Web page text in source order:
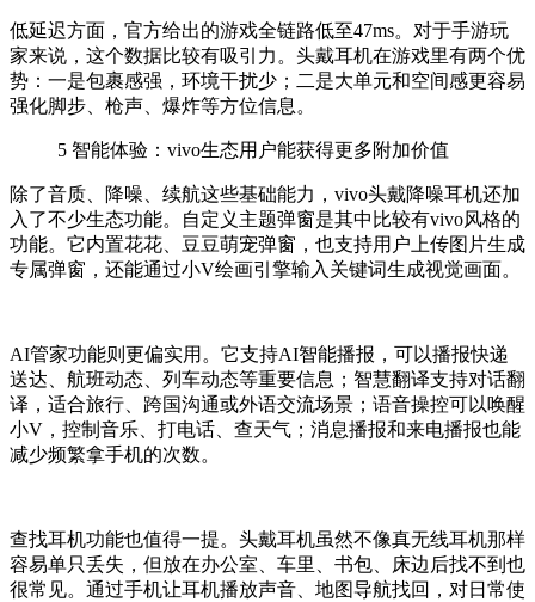
低延迟方面，官方给出的游戏全链路低至47ms。对于手游玩
家来说，这个数据比较有吸引力。头戴耳机在游戏里有两个优
势：一是包裹感强，环境干扰少；二是大单元和空间感更容易
强化脚步、枪声、爆炸等方位信息。
5 智能体验：vivo生态用户能获得更多附加价值
除了音质、降噪、续航这些基础能力，vivo头戴降噪耳机还加
入了不少生态功能。自定义主题弹窗是其中比较有vivo风格的
功能。它内置花花、豆豆萌宠弹窗，也支持用户上传图片生成
专属弹窗，还能通过小V绘画引擎输入关键词生成视觉画面。
AI管家功能则更偏实用。它支持AI智能播报，可以播报快递
送达、航班动态、列车动态等重要信息；智慧翻译支持对话翻
译，适合旅行、跨国沟通或外语交流场景；语音操控可以唤醒
小V，控制音乐、打电话、查天气；消息播报和来电播报也能
减少频繁拿手机的次数。
查找耳机功能也值得一提。头戴耳机虽然不像真无线耳机那样
容易单只丢失，但放在办公室、车里、书包、床边后找不到也
很常见。通过手机让耳机播放声音、地图导航找回，对日常使